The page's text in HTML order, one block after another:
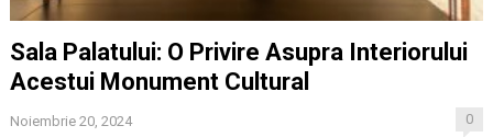
Sala Palatului: O Privire Asupra Interiorului
Acestui Monument Cultural
Noiembrie 20, 2024 0